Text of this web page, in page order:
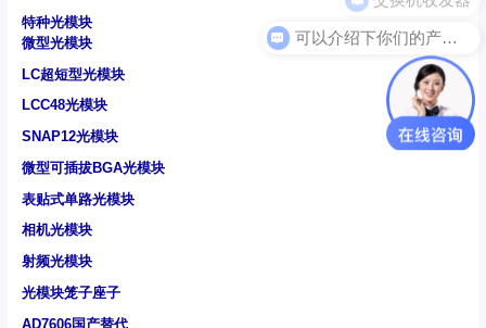
特种光模块
微型光模块
LC超短型光模块
LCC48光模块
SNAP12光模块
微型可插拔BGA光模块
表贴式单路光模块
相机光模块
射频光模块
光模块笼子座子
AD7606国产替代